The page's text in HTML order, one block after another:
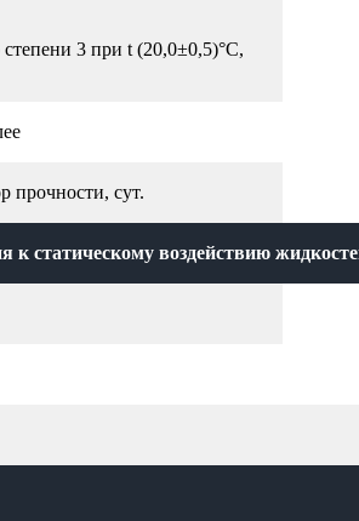
3 при t (20,0±0,5)°С,
прочности, сут.
к статическому воздействию